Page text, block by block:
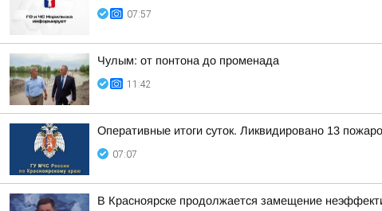
07:57
Чулым: от понтона до променада
11:42
Оперативные итоги суток. Ликвидировано 13
07:07
В Красноярске продолжается замещение